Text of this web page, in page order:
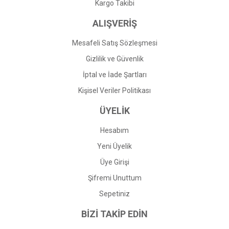
Gönder
Kargo Takibi
ALIŞVERİŞ
Mesafeli Satış Sözleşmesi
Gizlilik ve Güvenlik
İptal ve İade Şartları
Kişisel Veriler Politikası
ÜYELİK
Hesabım
Yeni Üyelik
Üye Girişi
Şifremi Unuttum
Sepetiniz
BİZİ TAKİP EDİN